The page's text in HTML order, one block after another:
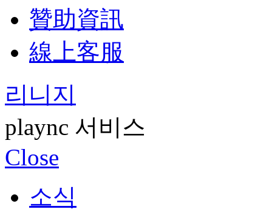
贊助資訊
線上客服
리니지
plaync 서비스
Close
소식